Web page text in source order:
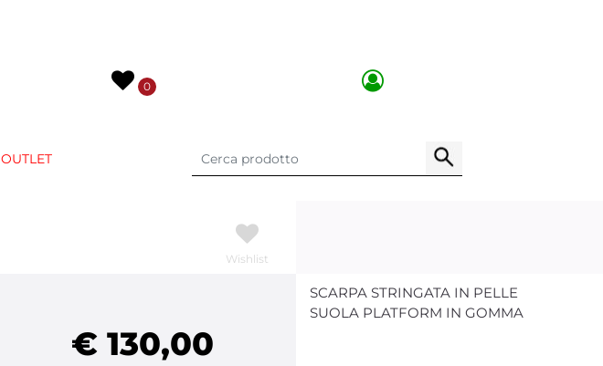
0
OUTLET
Wishlist
€ 130,00
SCARPA STRINGATA IN PELLE
SUOLA PLATFORM IN GOMMA